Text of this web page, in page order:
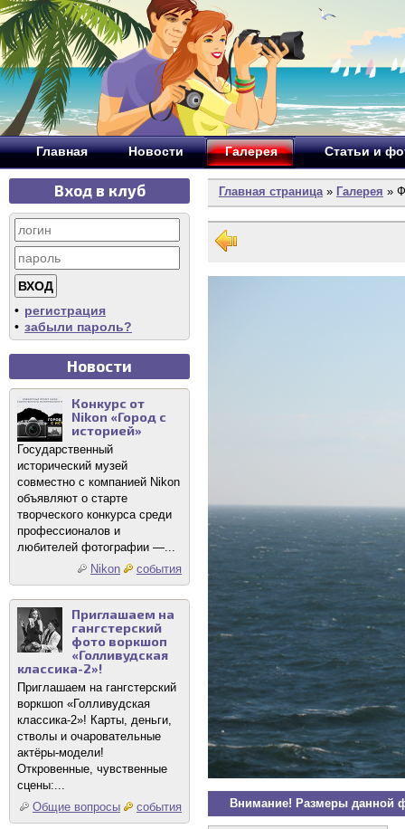
Главная Новости Галерея Статьи и
Вход в клуб
• регистрация
• забыли пароль?
Новости
Конкурс от
Nikon «Город с
историей»
Государственный
исторический музей
совместно с компанией Nikon
объявляют о старте
творческого конкурса среди
профессионалов и
любителей фотографии —...
Nikon
события
Приглашаем на
гангстерский
фото воркшоп
«Голливудская
классика-2»!
Приглашаем на гангстерский
воркшоп «Голливудская
классика-2»! Карты, деньги,
стволы и очаровательные
актёры-модели!
Откровенные, чувственные
сцены:...
Общие вопросы
события
Главная страница» Галерея »
Внимание! Размеры данной